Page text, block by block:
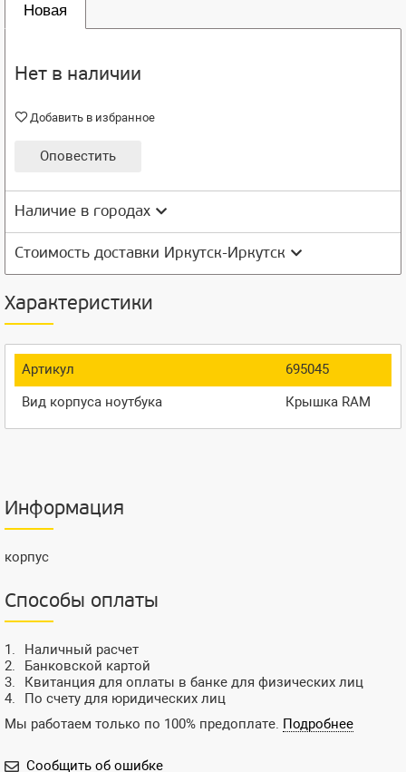
Новая
Нет в наличии
Добавить в избранное
Оповестить
Наличие в городах
Стоимость доставки Иркутск-Иркутск
Характеристики
Артикул
695045
Вид корпуса ноутбука
Крышка RAM
Информация
корпус
Способы оплаты
Наличный расчет
Банковской картой
Квитанция для оплаты в банке для физических лиц
По счету для юридических лиц
Мы работаем только по 100% предоплате. Подробнее
Сообщить об ошибке